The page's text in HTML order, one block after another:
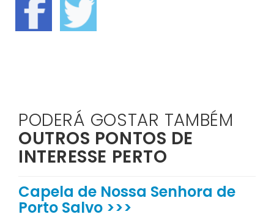
PODERÁ GOSTAR TAMBÉM
OUTROS PONTOS DE
INTERESSE PERTO
Capela de Nossa Senhora de
Porto Salvo >>>